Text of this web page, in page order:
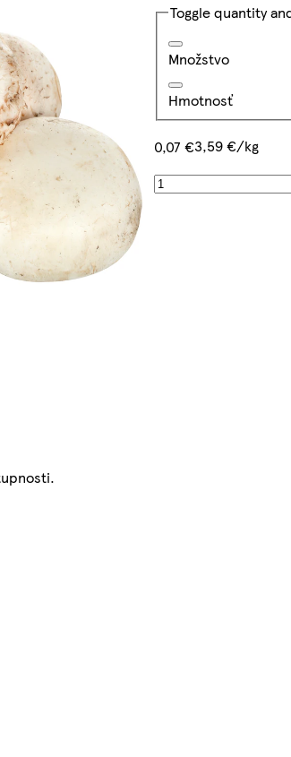
Toggle quantity
Množstvo
Hmotnosť
0,07 €3,59 €/kg